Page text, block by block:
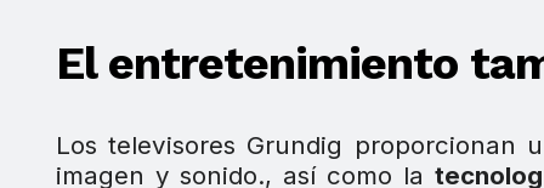
El entretenimiento
Los televisores Grundig
imagen y sonido., así como la